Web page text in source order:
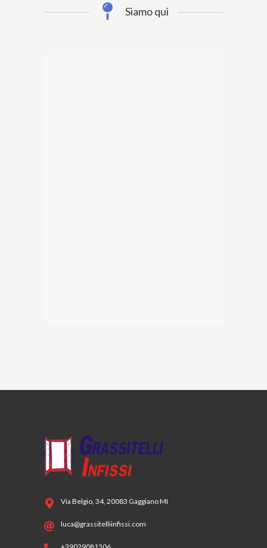
Siamo qui
Via Belgio, 34, 20083 Gaggiano MI
luca@grassitelliinfissi.com